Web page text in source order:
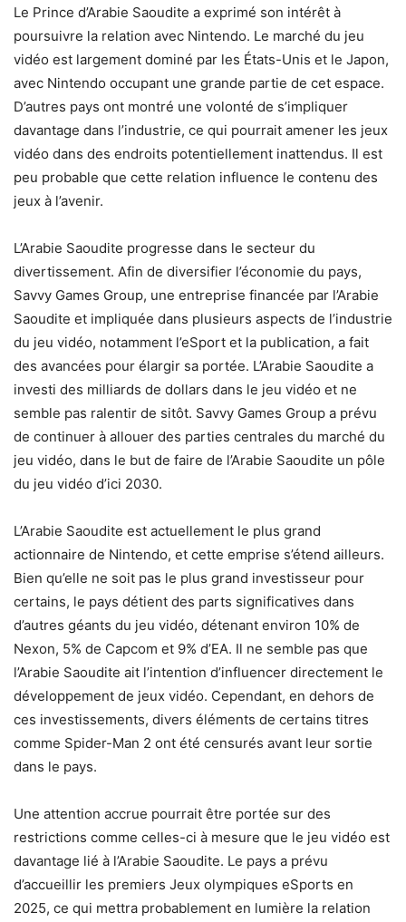
Le Prince d’Arabie Saoudite a exprimé son intérêt à
poursuivre la relation avec Nintendo. Le marché du jeu
vidéo est largement dominé par les États-Unis et le Japon,
avec Nintendo occupant une grande partie de cet espace.
D’autres pays ont montré une volonté de s’impliquer
davantage dans l’industrie, ce qui pourrait amener les jeux
vidéo dans des endroits potentiellement inattendus. Il est
peu probable que cette relation influence le contenu des
jeux à l’avenir.
L’Arabie Saoudite progresse dans le secteur du
divertissement. Afin de diversifier l’économie du pays,
Savvy Games Group, une entreprise financée par l’Arabie
Saoudite et impliquée dans plusieurs aspects de l’industrie
du jeu vidéo, notamment l’eSport et la publication, a fait
des avancées pour élargir sa portée. L’Arabie Saoudite a
investi des milliards de dollars dans le jeu vidéo et ne
semble pas ralentir de sitôt. Savvy Games Group a prévu
de continuer à allouer des parties centrales du marché du
jeu vidéo, dans le but de faire de l’Arabie Saoudite un pôle
du jeu vidéo d’ici 2030.
L’Arabie Saoudite est actuellement le plus grand
actionnaire de Nintendo, et cette emprise s’étend ailleurs.
Bien qu’elle ne soit pas le plus grand investisseur pour
certains, le pays détient des parts significatives dans
d’autres géants du jeu vidéo, détenant environ 10% de
Nexon, 5% de Capcom et 9% d’EA. Il ne semble pas que
l’Arabie Saoudite ait l’intention d’influencer directement le
développement de jeux vidéo. Cependant, en dehors de
ces investissements, divers éléments de certains titres
comme Spider-Man 2 ont été censurés avant leur sortie
dans le pays.
Une attention accrue pourrait être portée sur des
restrictions comme celles-ci à mesure que le jeu vidéo est
davantage lié à l’Arabie Saoudite. Le pays a prévu
d’accueillir les premiers Jeux olympiques eSports en
2025, ce qui mettra probablement en lumière la relation